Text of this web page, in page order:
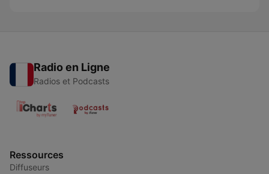
Radio en Ligne
Radios et Podcasts
Ressources
Diffuseurs